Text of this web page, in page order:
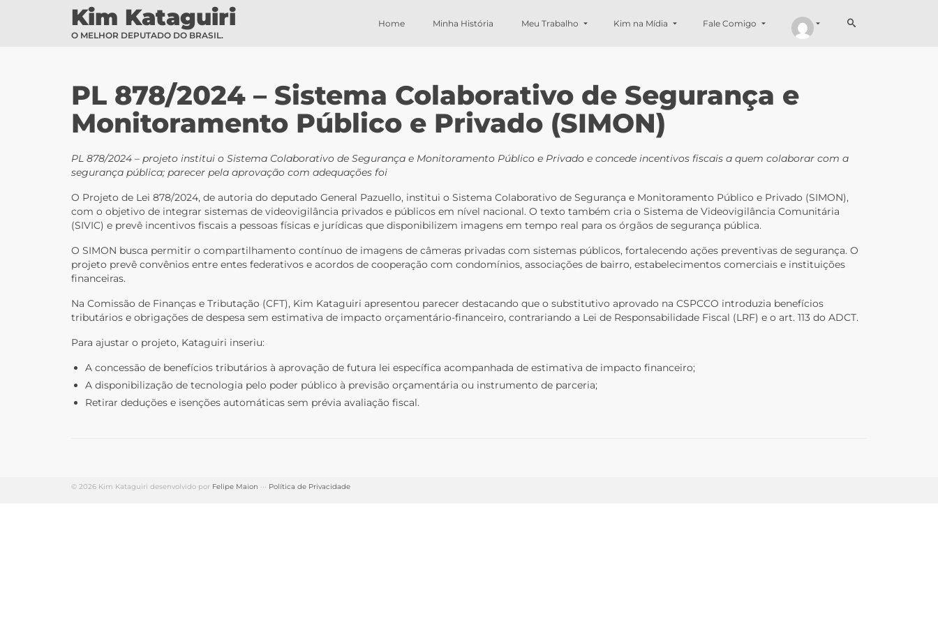
Kim Kataguiri
O MELHOR DEPUTADO DO BRASIL.
Home Minha História Meu Trabalho Kim na Mídia Fale Comigo
PL 878/2024 – Sistema Colaborativo de Segurança e
Monitoramento Público e Privado (SIMON)
PL 878/2024 – projeto institui o Sistema Colaborativo de Segurança e Monitoramento Público e Privado e concede incentivos fiscais a quem colaborar com a
segurança pública; parecer pela aprovação com adequações foi
O Projeto de Lei 878/2024, de autoria do deputado General Pazuello, institui o Sistema Colaborativo de Segurança e Monitoramento Público e Privado (SIMON),
com o objetivo de integrar sistemas de videovigilância privados e públicos em nível nacional. O texto também cria o Sistema de Videovigilância Comunitária
(SIVIC) e prevê incentivos fiscais a pessoas físicas e jurídicas que disponibilizem imagens em tempo real para os órgãos de segurança pública.
O SIMON busca permitir o compartilhamento contínuo de imagens de câmeras privadas com sistemas públicos, fortalecendo ações preventivas de segurança. O
projeto prevê convênios entre entes federativos e acordos de cooperação com condomínios, associações de bairro, estabelecimentos comerciais e instituições
financeiras.
Na Comissão de Finanças e Tributação (CFT), Kim Kataguiri apresentou parecer destacando que o substitutivo aprovado na CSPCCO introduzia benefícios
tributários e obrigações de despesa sem estimativa de impacto orçamentário-financeiro, contrariando a Lei de Responsabilidade Fiscal (LRF) e o art. 113 do ADCT.
Para ajustar o projeto, Kataguiri inseriu:
A concessão de benefícios tributários à aprovação de futura lei específica acompanhada de estimativa de impacto financeiro;
A disponibilização de tecnologia pelo poder público à previsão orçamentária ou instrumento de parceria;
Retirar deduções e isenções automáticas sem prévia avaliação fiscal.
© 2026 Kim Kataguiri desenvolvido por Felipe Maion ··· Política de Privacidade